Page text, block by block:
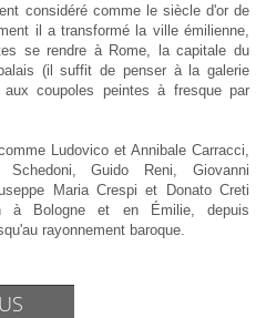
considéré comme le siècle d'or de
il a transformé la ville émilienne,
se rendre à Rome, la capitale du
(il suffit de penser à la galerie
aux coupoles peintes à fresque par
Ludovico et Annibale Carracci,
Schedoni, Guido Reni, Giovanni
Maria Crespi et Donato Creti
à Bologne et en Émilie, depuis
rayonnement baroque.